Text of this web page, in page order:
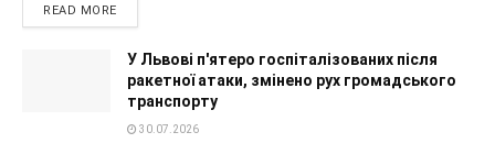
READ MORE
У Львові п'ятеро госпіталізованих після
ракетної атаки, змінено рух громадського
транспорту
30.07.2026